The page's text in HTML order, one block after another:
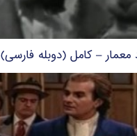
معمار – کامل (دوبله فارسی)